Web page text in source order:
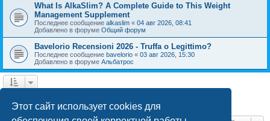
Этот сайт использует cookies для
What Is AlkaSlim? A Complete Guide to This Weight
Management Supplement
Последнее сообщение alkaslim « 04 авг 2026, 08:41
Добавлено в форуме Общий форум
Bavelorio Recensioni 2026 - Truffa o Legittimo?
Последнее сообщение bavelorio « 03 авг 2026, 15:30
Добавлено в форуме Альбатрос